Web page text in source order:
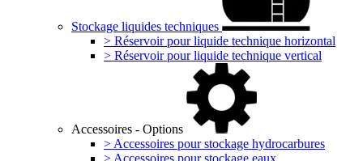
Stockage liquides techniques
> Réservoir pour liquide technique horizontal
> Réservoir pour liquide technique vertical
Accessoires - Options
> Accessoires pour stockage hydrocarbures
> Accessoires pour stockage eaux